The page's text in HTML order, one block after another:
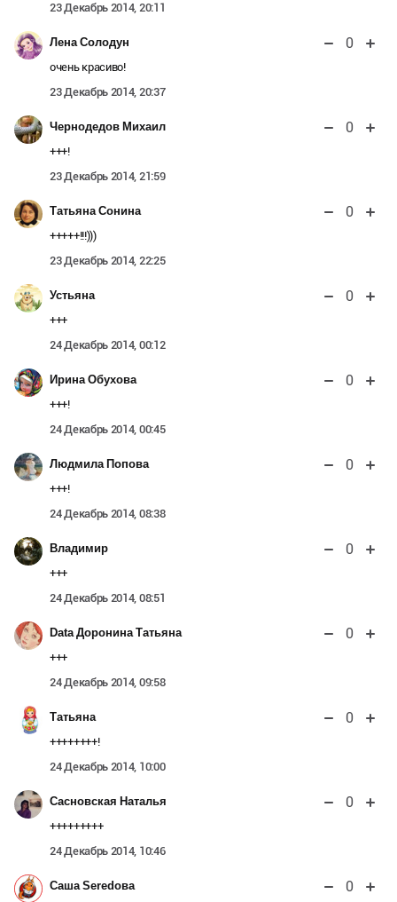
23 Декабрь 2014, 20:11
Лена Солодун 0
очень красиво!
23 Декабрь 2014, 20:37
Чернодедов Михаил 0
+++!
23 Декабрь 2014, 21:59
Татьяна Сонина 0
+++++!!!)))
23 Декабрь 2014, 22:25
Устьяна 0
+++
24 Декабрь 2014, 00:12
Ирина Обухова 0
+++!
24 Декабрь 2014, 00:45
Людмила Попова 0
+++!
24 Декабрь 2014, 08:38
Владимир 0
+++
24 Декабрь 2014, 08:51
Data Доронина Татьяна 0
+++
24 Декабрь 2014, 09:58
Татьяна 0
++++++++!
24 Декабрь 2014, 10:00
Сасновская Наталья 0
+++++++++
24 Декабрь 2014, 10:46
Саша Seredова 0